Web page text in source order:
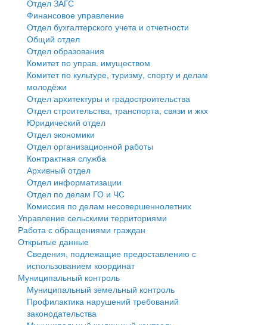
Государственные услуги
Промышленность и АПК
Экономика и бизнес
Символика
Устав
Гостям округа
Туризм
Культура
Образование
Здравоохранение
Социальная защита
Фотоальбом
муниципального округа Тверской области
Администрация Кашинского муниципального округа
Тверской области
Управление сельскими территориями
Открытые данные
Работа с обращениями граждан
Муниципальный контроль
Муниципальные услуги
Проекты административных регламентов
Антимонопольный комплаенс
Противодействие коррупции
Финансовое управление
Бюджет для граждан
Имущество
Выявление правообладателей ранее учтенных
объектов недвижимости
Имущественная поддержка субъектов малого и
среднего предпринимательства
Информационная поддержка субъектов малого и
среднего предпринимательства
Муниципальные программы
Контрольно-счетная палата
Персональные данные
Оценка регулирующего воздействия
Отдел ЗАГС
Финансовое управление
Отдел бухгалтерского учета и отчетности
Общий отдел
Отдел образования
Комитет по управ. имуществом
Комитет по культуре, туризму, спорту и делам
молодёжи
Отдел архитектуры и градостроительства
Отдел строительства, транспорта, связи и жкх
Юридический отдел
Отдел экономики
Отдел организационной работы
Контрактная служба
Архивный отдел
Отдел информатизации
Отдел по делам ГО и ЧС
Комиссия по делам несовершеннолетних
Управление сельскими территориями
Работа с обращениями граждан
Открытые данные
Сведения, подлежащие предоставлению с
использованием координат
Муниципальный контроль
Муниципальный земельный контроль
Профилактика нарушений требований
законодательства